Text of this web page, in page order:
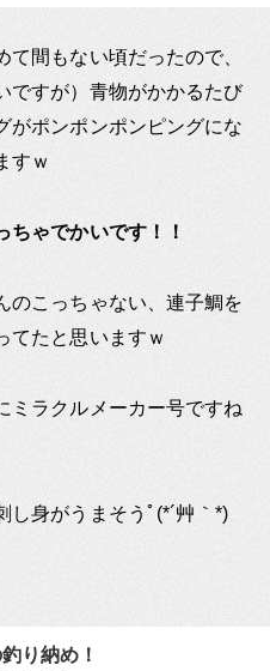
間もない頃だったので、
ですが）青物がかかるたび
がポンポンポンピングにな
すｗ
ちゃでかいです！！
のこっちゃない、連子鯛を
てたと思いますｗ
ミラクルメーカー号ですね
し身がうまそうﾟ(*´艸｀*)
り納め！